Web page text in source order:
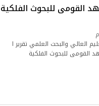
القومى للبحوث الفلكية
العالي والبحث العلمي تقرير ا
القومى للبحوث الفلكية